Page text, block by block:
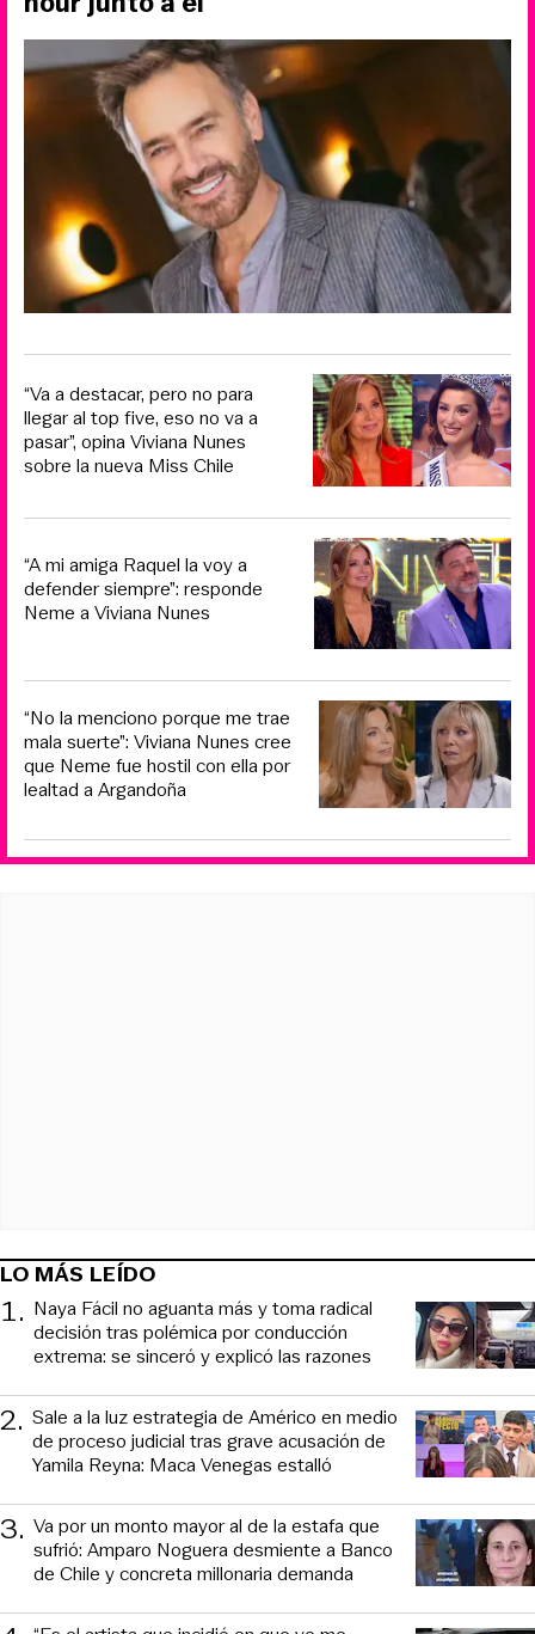
“Va a destacar, pero no para
llegar al top five, eso no va a
pasar”, opina Viviana Nunes
sobre la nueva Miss Chile
“A mi amiga Raquel la voy a
defender siempre”: responde
Neme a Viviana Nunes
“No la menciono porque me trae
mala suerte”: Viviana Nunes cree
que Neme fue hostil con ella por
lealtad a Argandoña
LO MÁS LEÍDO
1. Naya Fácil no aguanta más y toma radical
decisión tras polémica por conducción
extrema: se sinceró y explicó las razones
2. Sale a la luz estrategia de Américo en medio
de proceso judicial tras grave acusación de
Yamila Reyna: Maca Venegas estalló
3. Va por un monto mayor al de la estafa que
sufrió: Amparo Noguera desmiente a Banco
de Chile y concreta millonaria demanda